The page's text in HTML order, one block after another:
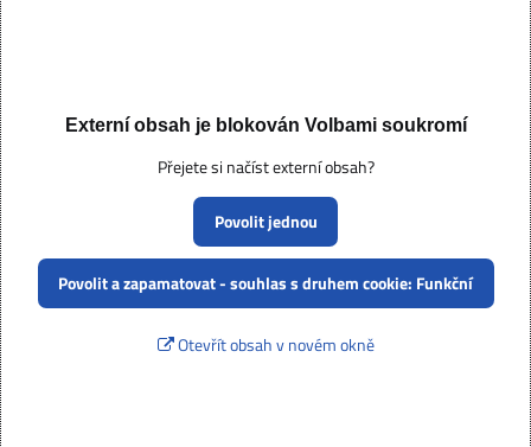
Externí obsah je blokován Volbami soukromí
Přejete si načíst externí obsah?
Povolit jednou
Povolit a zapamatovat - souhlas s druhem cookie: Funkční
Otevřít obsah v novém okně